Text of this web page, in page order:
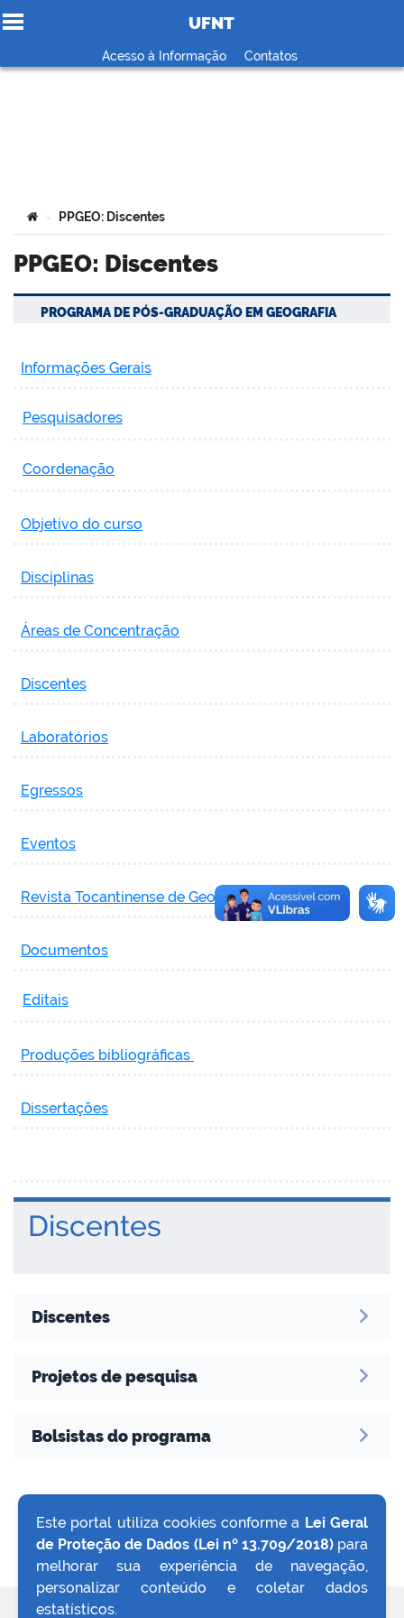
Ir para o conteúdo
UFNT
Acesso à Informação Contatos
portal
Você está aqui:
> PPGEO: Discentes
PPGEO: Discentes
PROGRAMA DE PÓS-GRADUAÇÃO EM GEOGRAFIA
Informações Gerais
Pesquisadores
Coordenação
Objetivo do curso
Disciplinas
Áreas de Concentração
Discentes
Laboratórios
Egressos
Eventos
Revista Tocantinense de Geografia (RTG)
Documentos
Editais
Produções bibliográficas
Dissertações
Discentes
Discentes
Projetos de pesquisa
Bolsistas do programa
VOLTAR AO TOPO
Este portal utiliza cookies conforme a Lei Geral
de Proteção de Dados (Lei nº 13.709/2018)para
melhorar sua experiência de navegação,
personalizar conteúdo e coletar dados
estatísticos.